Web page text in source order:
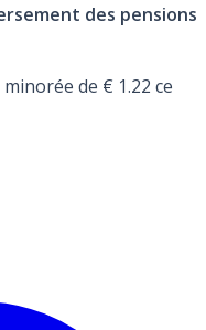
des pensions
de € 1.22 ce